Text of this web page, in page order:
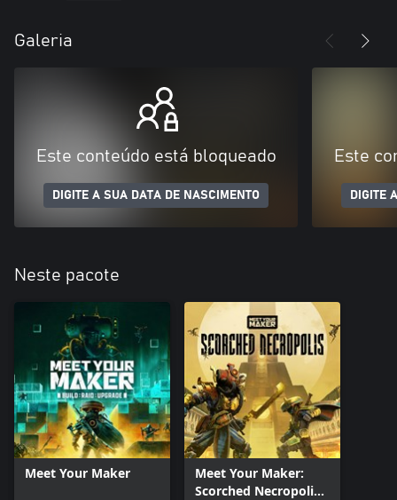
Galeria
Este conteúdo está bloqueado
DIGITE A SUA DATA DE NASCIMENTO
Este
DIGITE
Neste pacote
Meet Your Maker
Meet Your Maker:
Scorched Necropolis